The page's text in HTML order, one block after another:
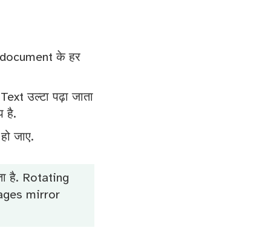
के हर
उल्टा पढ़ा जाता
है.
जाए.
है. Rotating
mirror